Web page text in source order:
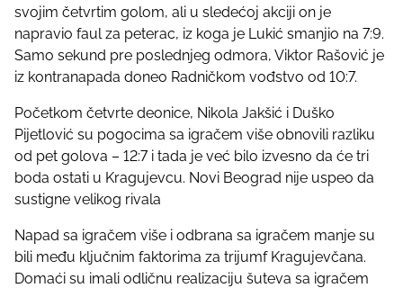
svojim četvrtim golom, ali u sledećoj akciji on je
napravio faul za peterac, iz koga je Lukić smanjio na 7:9.
Samo sekund pre poslednjeg odmora, Viktor Rašović je
iz kontranapada doneo Radničkom vođstvo od 10:7.
Početkom četvrte deonice, Nikola Jakšić i Duško
Pijetlović su pogocima sa igračem više obnovili razliku
od pet golova – 12:7 i tada je već bilo izvesno da će tri
boda ostati u Kragujevcu. Novi Beograd nije uspeo da
sustigne velikog rivala
Napad sa igračem više i odbrana sa igračem manje su
bili među ključnim faktorima za trijumf Kragujevčana.
Domaći su imali odličnu realizaciju šuteva sa igračem